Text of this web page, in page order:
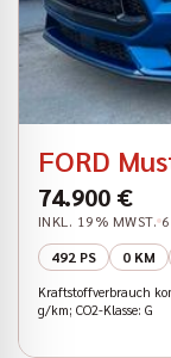
FORD
74.900 €
INKL. 19% MWST.
492 PS
0 KM
Kraftstoffverbrauch
g/km; CO2-Klasse: G